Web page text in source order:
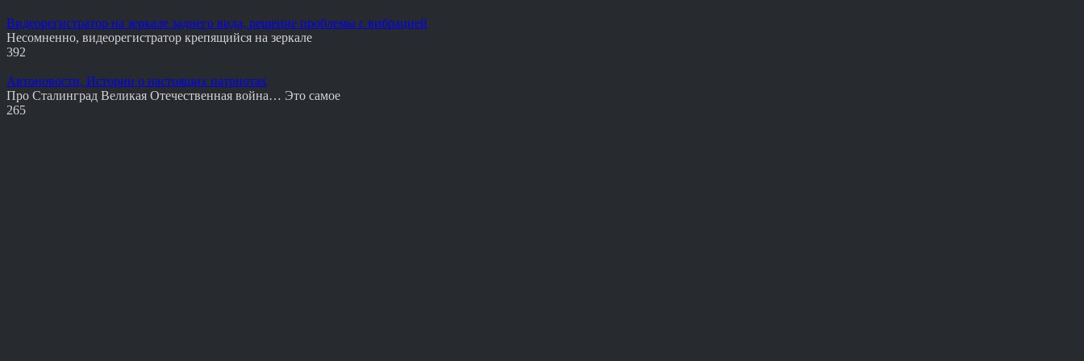
Видеорегистратор на зеркале заднего вида, решение проблемы с вибрацией
Несомненно, видеорегистратор крепящийся на зеркале
392
Автоновости, Истории о настоящих патриотах
Про Сталинград Великая Отечественная война… Это самое
265